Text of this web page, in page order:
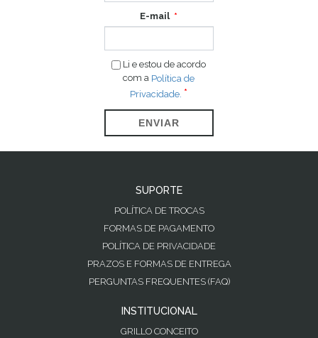
E-mail
Li e estou de acordo
com a Política de
Privacidade.
ENVIAR
SUPORTE
POLÍTICA DE TROCAS
FORMAS DE PAGAMENTO
POLÍTICA DE PRIVACIDADE
PRAZOS E FORMAS DE ENTREGA
PERGUNTAS FREQUENTES (FAQ)
INSTITUCIONAL
GRILLO CONCEITO